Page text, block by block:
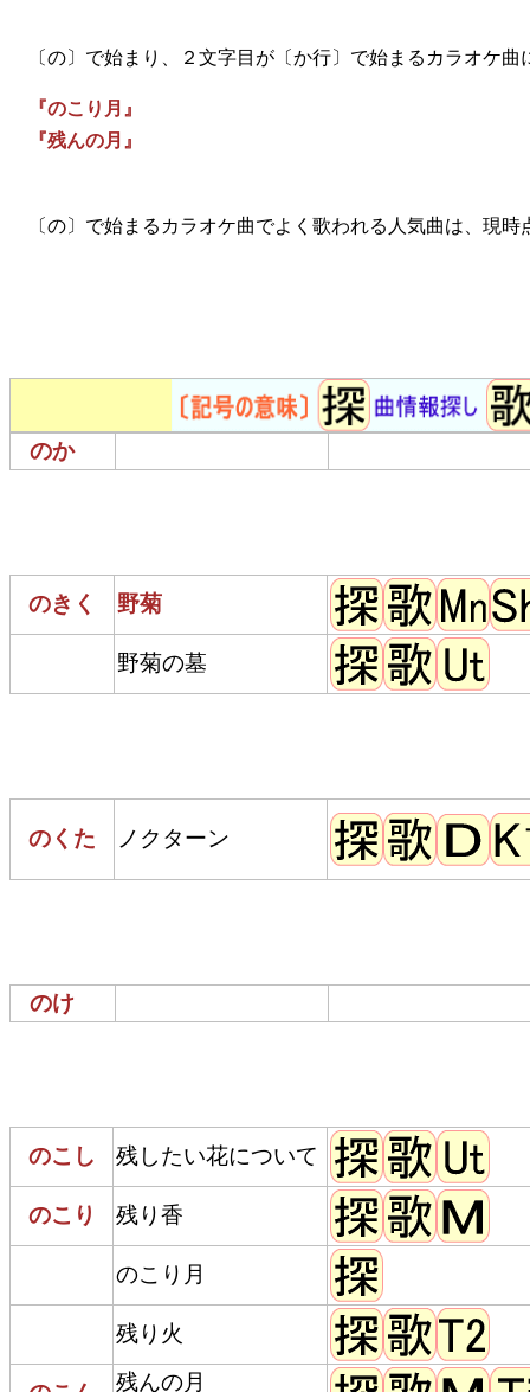
〔の〕で始まり、２文字目が〔か行〕で始まるカラオケ曲
『のこり月』
『残んの月』
〔の〕で始まるカラオケ曲でよく歌われる人気曲は、現時
のか
のきく 野菊
野菊の墓
のくた ノクターン
のけ
のこし 残したい花について
のこり 残り香
のこり月
残り火
残んの月